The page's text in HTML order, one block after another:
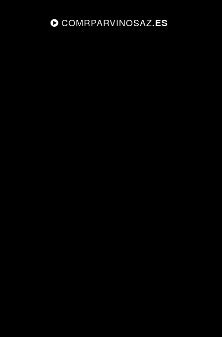
COMRPARVINOSAZ.ES